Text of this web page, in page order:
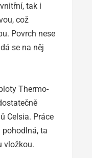
tak i
což
Povrch nese
se na něj
Thermo-
Celsia. Práce
ta
vložkou.